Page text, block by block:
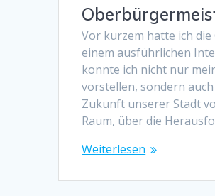
Vor kurzem hatte ich
einem ausführlichen
konnte ich nicht nur
vorstellen, sondern
Zukunft unserer Stadt
Raum, über die
Weiterlesen